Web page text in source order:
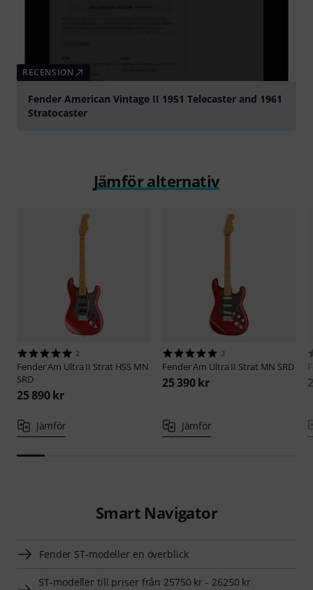
RECENSION
Fender American Vintage II 1951 Telecaster and 1961
Stratocaster
Jämför alternativ
2
FenderAm Ultra II Strat HSS MN
SRD
25 890 kr
Jämför
3
FenderAm Ultra II Strat MN SRD
25 390 kr
Jämför
Smart Navigator
Fender ST-modeller en överblick
ST-modeller till priser från 25750 kr - 26250 kr